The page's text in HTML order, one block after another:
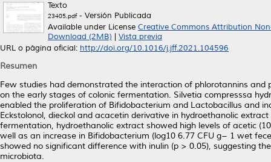
Texto
23405.pdf- Versión Publicada
Available under License Creative Commons Attribution
Download (2MB)
Vista previa
URL o página oficial: http://doi.org/10.1016/j.jff.2021.104596
Resumen
Few studies had demonstrated the interaction of phlorotannins
on the early stages of colonic fermentation. Silvetia compresssa
enabled the proliferation of Bifidobacterium and Lactobacillus and
Eckstolonol, dieckol and acacetin derivative in hydroethanolic
fermentation, hydroethanolic extract showed high levels of acetic
well as an increase in Bifidobacterium (log10 6.77 CFU g− 1 wet
showed no significant difference with inulin (p > 0.05), suggesting
microbiota.